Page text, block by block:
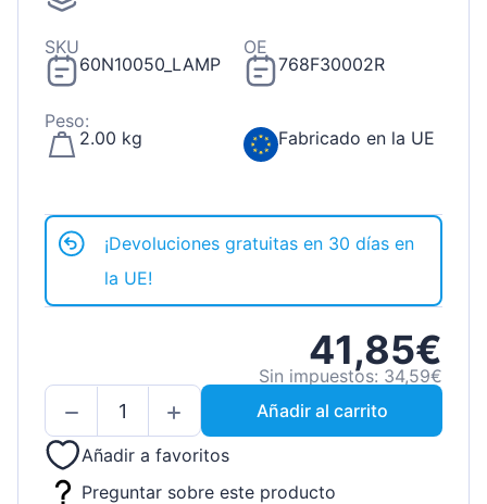
SKU
60N10050_LAMP
OE
768F30002R
Peso:
2.00 kg
Fabricado en la UE
¡Devoluciones gratuitas en 30 días en
la UE!
41,85€
Sin impuestos: 34,59€
Añadir al carrito
Añadir a favoritos
Preguntar sobre este producto